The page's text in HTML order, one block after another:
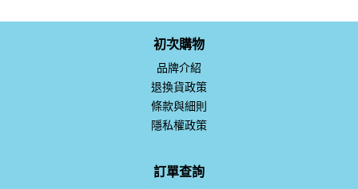
初次購物
品牌介紹
退換貨政策
條款與細則
隱私權政策
訂單查詢